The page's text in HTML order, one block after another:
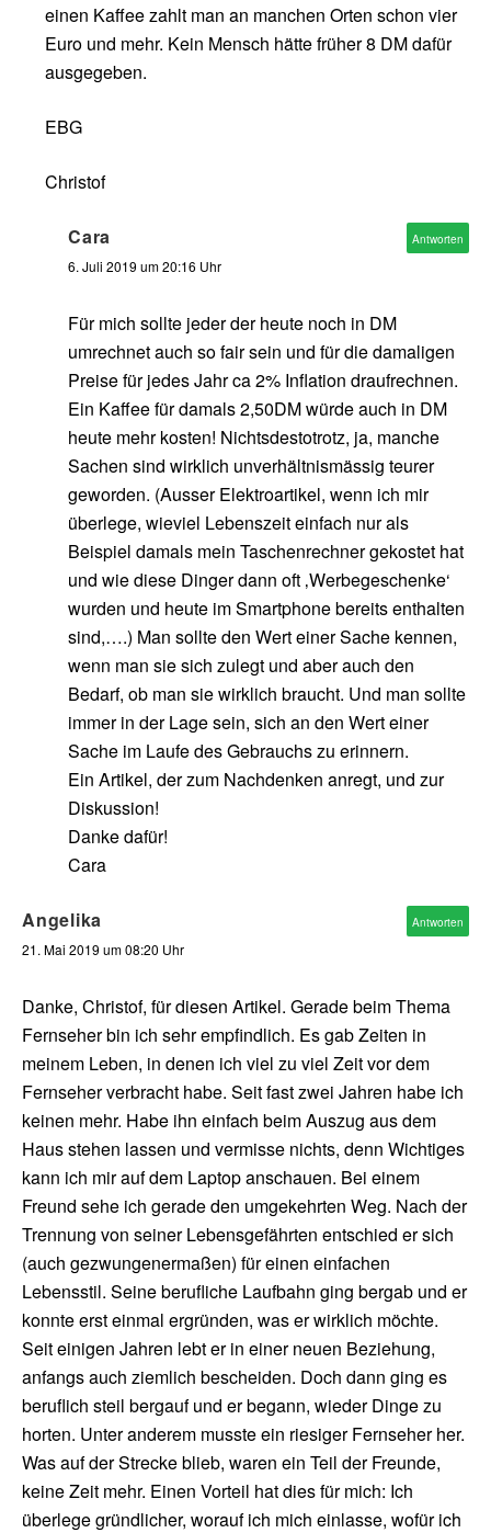
einen Kaffee zahlt man an manchen Orten schon vier
Euro und mehr. Kein Mensch hätte früher 8 DM dafür
ausgegeben.
EBG
Christof
Cara
6. Juli 2019 um 20:16 Uhr
Für mich sollte jeder der heute noch in DM
umrechnet auch so fair sein und für die damaligen
Preise für jedes Jahr ca 2% Inflation draufrechnen.
Ein Kaffee für damals 2,50DM würde auch in DM
heute mehr kosten! Nichtsdestotrotz, ja, manche
Sachen sind wirklich unverhältnismässig teurer
geworden. (Ausser Elektroartikel, wenn ich mir
überlege, wieviel Lebenszeit einfach nur als
Beispiel damals mein Taschenrechner gekostet hat
und wie diese Dinger dann oft ‚Werbegeschenke‘
wurden und heute im Smartphone bereits enthalten
sind,….) Man sollte den Wert einer Sache kennen,
wenn man sie sich zulegt und aber auch den
Bedarf, ob man sie wirklich braucht. Und man sollte
immer in der Lage sein, sich an den Wert einer
Sache im Laufe des Gebrauchs zu erinnern.
Ein Artikel, der zum Nachdenken anregt, und zur
Diskussion!
Danke dafür!
Cara
Antworten
Angelika
21. Mai 2019 um 08:20 Uhr
Danke, Christof, für diesen Artikel. Gerade beim Thema
Fernseher bin ich sehr empfindlich. Es gab Zeiten in
meinem Leben, in denen ich viel zu viel Zeit vor dem
Fernseher verbracht habe. Seit fast zwei Jahren habe ich
keinen mehr. Habe ihn einfach beim Auszug aus dem
Haus stehen lassen und vermisse nichts, denn Wichtiges
kann ich mir auf dem Laptop anschauen. Bei einem
Freund sehe ich gerade den umgekehrten Weg. Nach der
Trennung von seiner Lebensgefährten entschied er sich
(auch gezwungenermaßen) für einen einfachen
Lebensstil. Seine berufliche Laufbahn ging bergab und er
konnte erst einmal ergründen, was er wirklich möchte.
Seit einigen Jahren lebt er in einer neuen Beziehung,
anfangs auch ziemlich bescheiden. Doch dann ging es
beruflich steil bergauf und er begann, wieder Dinge zu
horten. Unter anderem musste ein riesiger Fernseher her.
Was auf der Strecke blieb, waren ein Teil der Freunde,
keine Zeit mehr. Einen Vorteil hat dies für mich: Ich
überlege gründlicher, worauf ich mich einlasse, wofür ich
Antworten